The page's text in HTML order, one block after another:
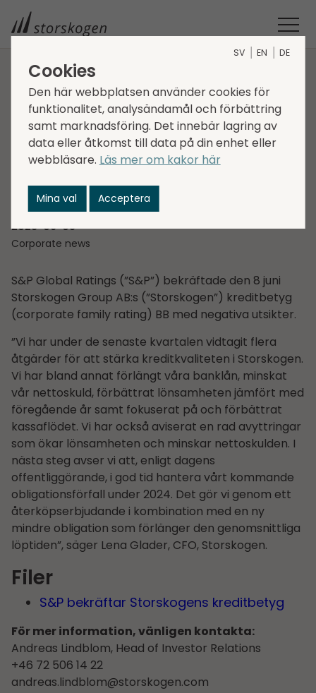
STORSKOGEN MEDIA NYHETER
2023
S&P BEKRÄFTAR STORSKOGENS KREDITBETYG
S&P bekräftar
Storskogens
kreditbetyg
2023-06-08
Corporate news
S&P Global Ratings (”S&P”) bekräftade den 8 juni
Storskogen Group AB:s (”Storskogen”) kreditbetyg
(corporate family rating) BB med negativa utsikter.
”Vi har under de senaste kvartalen vidtagit flera
åtgärder för att stärka kreditkvaliteten i Storskogen.
Vi har bland annat förlängt våra banklån, minskat
vår nettoskuld, förbättrat lönsamheten jämfört med
föregående år samt fokuserat på och förbättrat
kassaflödet. Vi har också aviserat en rad avyttringar
som ökar lönsamheten och minskar nettoskulden. I
nästa steg avser vi att, enligt dagens
offentliggörande, i god tid hantera vårt kommande
obligationsförfall under 2024. Det gör vi genom ett
återköpserbjudande i kombination med en ny
mindre obligation som förlänger den genomsnittliga
löptiden”, säger Lena Glader, CFO, Storskogen.
Filer
S&P bekräftar Storskogens kreditbetyg
För mer information, vänligen kontakta:
Andreas Lindblom, Head of Investor Relations
+46 72 506 14 22
andreas.lindblom@storskogen.com
SV EN DE
Cookies
Den här webbplatsen använder cookies för
funktionalitet, analysändamål och förbättring
samt marknadsföring. Det innebär lagring av
data eller åtkomst till data på din enhet eller
webbläsare. Läs mer om kakor här
Mina val Acceptera